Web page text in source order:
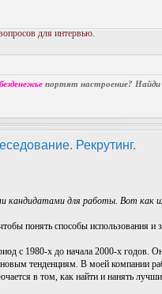
для интервью.
безденежье портят настроение? Найди
Рекрутинг.
кандидатами для работы. Вот как
понять способы использования и
с 1980-х до начала 2000-х годов.
тенденциям. В моей компании
в том, как найти и нанять